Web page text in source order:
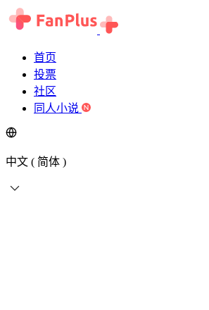
首页
投票
社区
同人小说
中文 ( 简体 )